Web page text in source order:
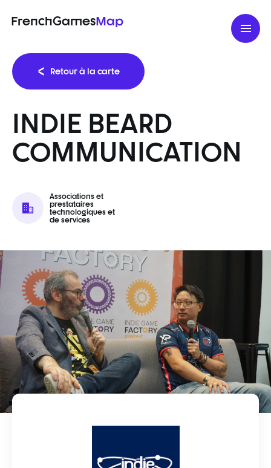
FrenchGamesMap
Retour à la carte
INDIE BEARD
COMMUNICATION
Associations et
prestataires
technologiques et
de services